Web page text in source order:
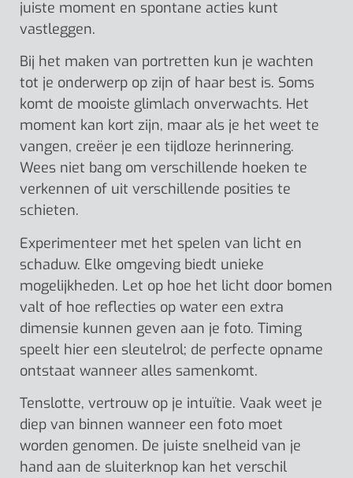
juiste moment en spontane acties kunt
vastleggen.
Bij het maken van portretten kun je wachten
tot je onderwerp op zijn of haar best is. Soms
komt de mooiste glimlach onverwachts. Het
moment kan kort zijn, maar als je het weet te
vangen, creëer je een tijdloze herinnering.
Wees niet bang om verschillende hoeken te
verkennen of uit verschillende posities te
schieten.
Experimenteer met het spelen van licht en
schaduw. Elke omgeving biedt unieke
mogelijkheden. Let op hoe het licht door bomen
valt of hoe reflecties op water een extra
dimensie kunnen geven aan je foto. Timing
speelt hier een sleutelrol; de perfecte opname
ontstaat wanneer alles samenkomt.
Tenslotte, vertrouw op je intuïtie. Vaak weet je
diep van binnen wanneer een foto moet
worden genomen. De juiste snelheid van je
hand aan de sluiterknop kan het verschil